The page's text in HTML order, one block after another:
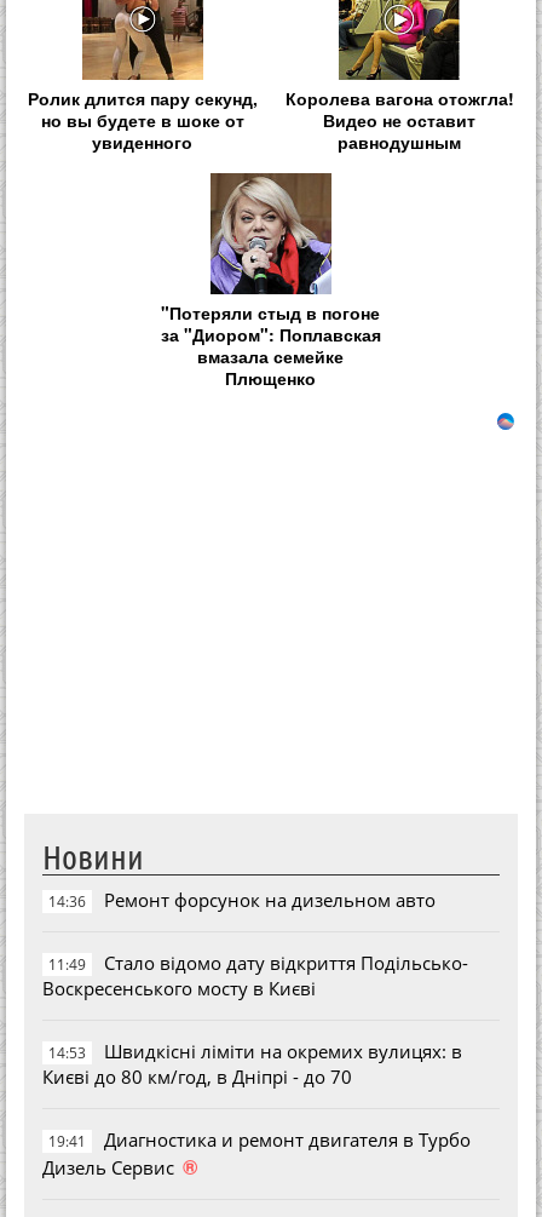
Ролик длится пару секунд,
но вы будете в шоке от
увиденного
Королева вагона отожгла!
Видео не оставит
равнодушным
"Потеряли стыд в погоне
за "Диором": Поплавская
вмазала семейке
Плющенко
Новини
14:36 Ремонт форсунок на дизельном авто
11:49
Стало відомо дату відкриття Подільсько-
Воскресенського мосту в Києві
14:53
Швидкісні ліміти на окремих вулицях: в
Києві до 80 км/год, в Дніпрі - до 70
19:41
Диагностика и ремонт двигателя в Турбо
Дизель Сервис ®